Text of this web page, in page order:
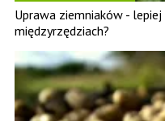
Uprawa ziemniaków -
międzyrzędziach?